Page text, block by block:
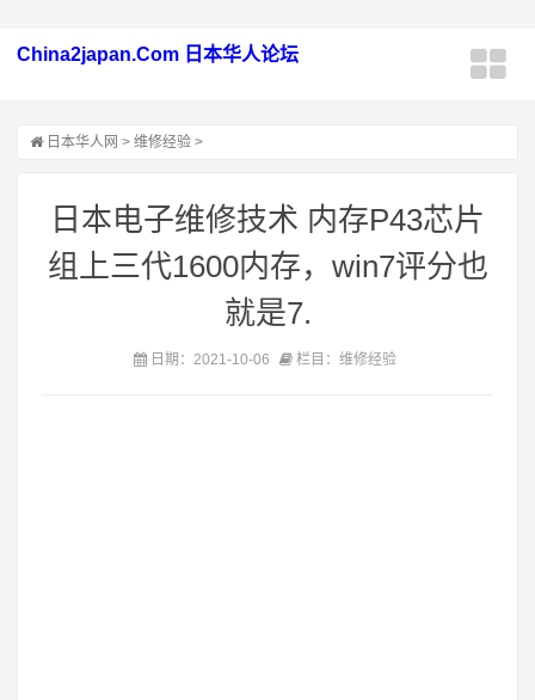
China2japan.Com 日本华人论坛
日本华人网 > 维修经验 >
日本电子维修技术 内存P43芯片
组上三代1600内存，win7评分也
就是7.
日期：2021-10-06 栏目：维修经验